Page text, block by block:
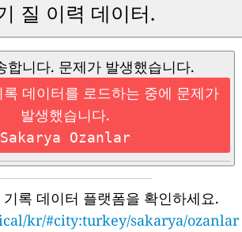
질 이력 데이터.
합니다. 문제가 발생했습니다.
데이터를 로드하는 중에 문제가
발생했습니다.
Sakarya Ozanlar
록 데이터 플랫폼을 확인하세요.
kr/#city:turkey/sakarya/ozanlar